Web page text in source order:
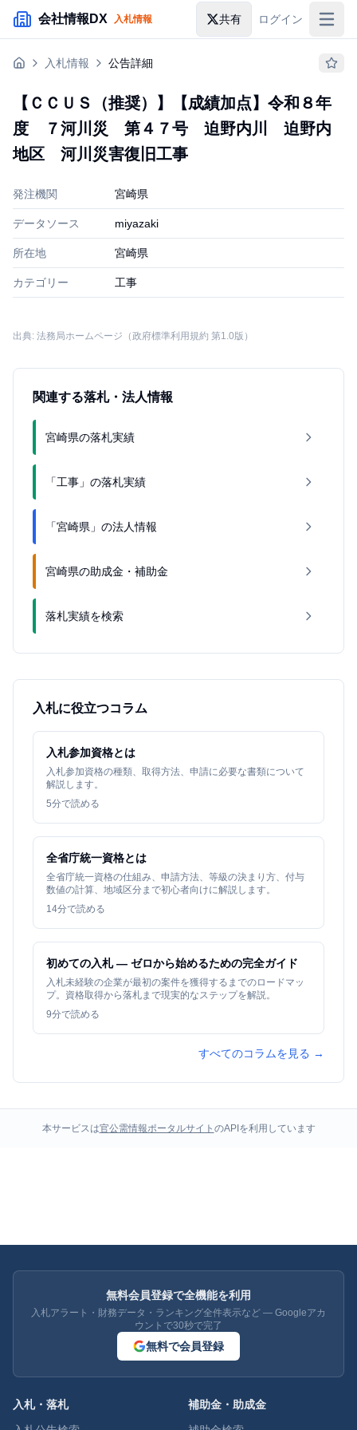
メインコンテンツにスキップ
会社情報DX 入札情報 共有 ログイン
入札情報
助成金・補助金
企業検索
入札情報 公告詳細
【ＣＣＵＳ（推奨）】【成績加点】令和８年
度 ７河川災 第４７号 迫野内川 迫野内
地区 河川災害復旧工事
発注機関 宮崎県
データソース miyazaki
所在地 宮崎県
カテゴリー 工事
出典: 法務局ホームページ（政府標準利用規約 第1.0版）
関連する落札・法人情報
宮崎県の落札実績
「工事」の落札実績
「宮崎県」の法人情報
宮崎県の助成金・補助金
落札実績を検索
入札に役立つコラム
入札参加資格とは
入札参加資格の種類、取得方法、申請に必要な書類について
解説します。
5分で読める
全省庁統一資格とは
全省庁統一資格の仕組み、申請方法、等級の決まり方、付与
数値の計算、地域区分まで初心者向けに解説します。
14分で読める
初めての入札 — ゼロから始めるための完全ガイド
入札未経験の企業が最初の案件を獲得するまでのロードマッ
プ。資格取得から落札まで現実的なステップを解説。
9分で読める
すべてのコラムを見る →
本サービスは官公需情報ポータルサイト のAPIを利用しています
無料会員登録で全機能を利用
入札アラート・財務データ・ランキング全件表示など — Googleアカ
ウントで30秒で完了
無料で会員登録
入札・落札
補助金・助成金